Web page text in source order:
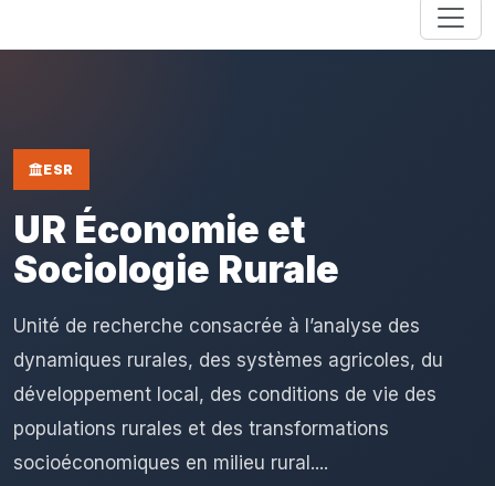
ESR
UR Économie et
Sociologie Rurale
Unité de recherche consacrée à l’analyse des
dynamiques rurales, des systèmes agricoles, du
développement local, des conditions de vie des
populations rurales et des transformations
socioéconomiques en milieu rural....